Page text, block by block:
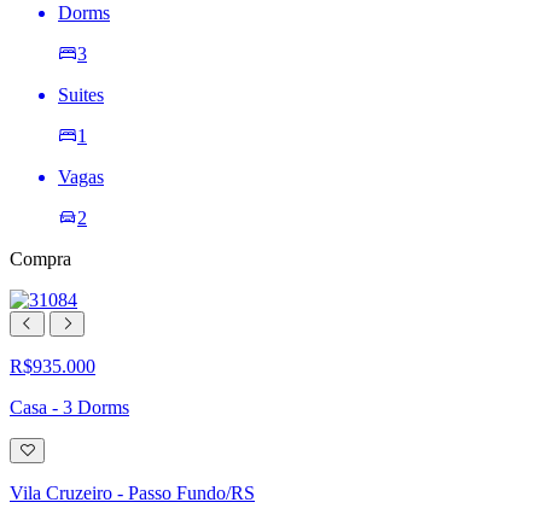
Dorms
3
Suites
1
Vagas
2
Compra
R$935.000
Casa - 3 Dorms
Adicionar
à
lista
de
Vila Cruzeiro - Passo Fundo/RS